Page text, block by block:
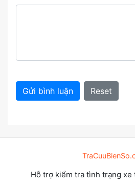
Gửi bình luận Reset
Hỗ trợ kiểm tra tình trạng xe